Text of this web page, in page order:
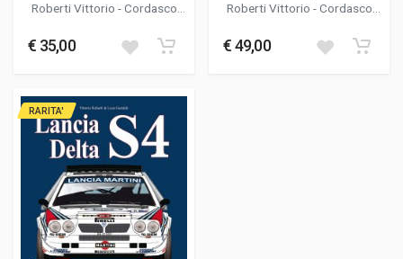
Roberti Vittorio -Cordasco
€ 35,00
Roberti Vittorio -Cordasco
€ 49,00
RARITA'